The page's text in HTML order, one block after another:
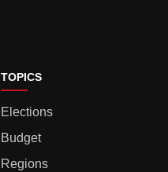
TOPICS
Elections
Budget
Regions